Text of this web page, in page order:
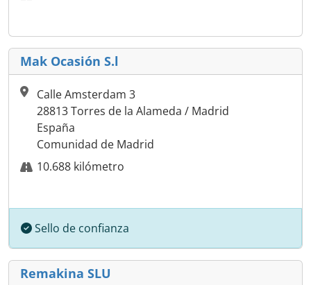
Mak Ocasión S.l
Calle Amsterdam 3
28813 Torres de la Alameda / Madrid
España
Comunidad de Madrid
10.688 kilómetro
Sello de confianza
Remakina SLU